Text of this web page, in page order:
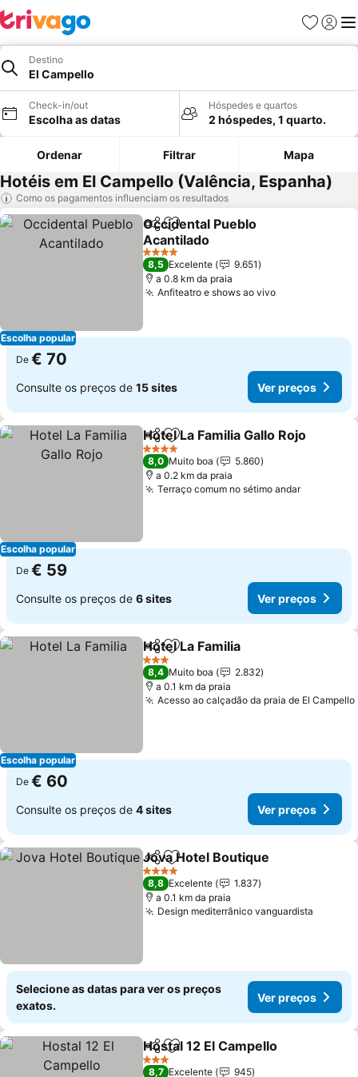
Favoritos
Iniciar
Destino
El Campello
Check-in/out
Escolha as datas
Hóspedes e quartos
2 hóspedes, 1 quarto.
Ordenar Filtrar Mapa
Hotéis em El Campello (Valência, Espanha)
Como os pagamentos influenciam os resultados
Escolha popular
PartilharAdicionar aos favoritos
Occidental Pueblo
Acantilado
4 Estrelas
8,5 Excelente
9.651
a 0.8 km da praia
Anfiteatro e shows ao vivo
De € 70
Consulte os preços de 15 sites Ver preços
Escolha popular
PartilharAdicionar aos favoritos
Hotel La Familia Gallo Rojo
4 Estrelas
8,0 Muito boa
5.860
a 0.2 km da praia
Terraço comum no sétimo andar
De € 59
Consulte os preços de 6 sites Ver preços
Escolha popular
PartilharAdicionar aos favoritos
Hotel La Familia
3 Estrelas
8,4 Muito boa
2.832
a 0.1 km da praia
Acesso ao calçadão da praia de El Campello
De € 60
Consulte os preços de 4 sites Ver preços
PartilharAdicionar aos favoritos
Jova Hotel Boutique
4 Estrelas
8,8 Excelente
1.837
a 0.1 km da praia
Design mediterrânico vanguardista
Selecione as datas para ver os preços
exatos.
Ver preços
PartilharAdicionar aos favoritos
Hostal 12 El Campello
3 Estrelas
8,7 Excelente
945